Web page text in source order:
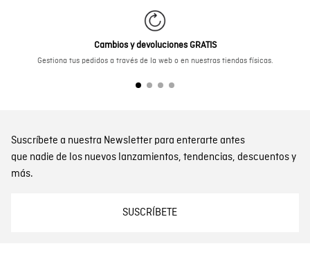
Cambios y devoluciones GRATIS
Gestiona tus pedidos a través de la web o en nuestras tiendas físicas.
Suscríbete a nuestra Newsletter para enterarte antes
que nadie de los nuevos lanzamientos, tendencias, descuentos y
más.
SUSCRÍBETE